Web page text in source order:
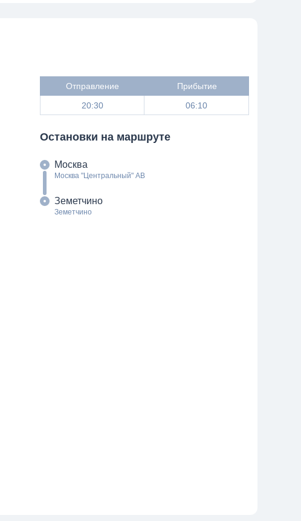
Отправление
Прибытие
20:30
06:10
Остановки на маршруте
Москва
Москва "Центральный" АВ
Земетчино
Земетчино